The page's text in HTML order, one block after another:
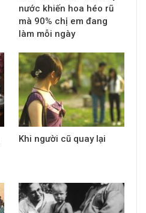
nước khiến hoa héo rũ
mà 90% chị em đang
làm mỗi ngày
Khi người cũ quay lại